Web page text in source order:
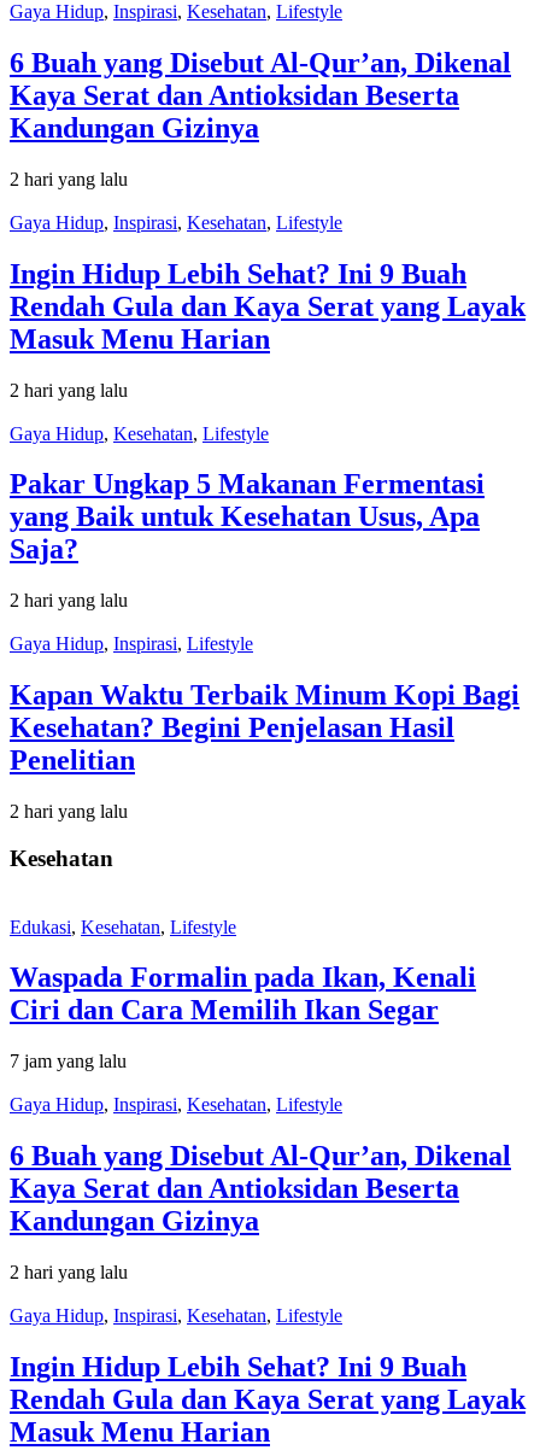
Gaya Hidup, Inspirasi, Kesehatan, Lifestyle
6 Buah yang Disebut Al-Qur’an, Dikenal
Kaya Serat dan Antioksidan Beserta
Kandungan Gizinya
2 hari yang lalu
Gaya Hidup, Inspirasi, Kesehatan, Lifestyle
Ingin Hidup Lebih Sehat? Ini 9 Buah
Rendah Gula dan Kaya Serat yang Layak
Masuk Menu Harian
2 hari yang lalu
Gaya Hidup, Kesehatan, Lifestyle
Pakar Ungkap 5 Makanan Fermentasi
yang Baik untuk Kesehatan Usus, Apa
Saja?
2 hari yang lalu
Gaya Hidup, Inspirasi, Lifestyle
Kapan Waktu Terbaik Minum Kopi Bagi
Kesehatan? Begini Penjelasan Hasil
Penelitian
2 hari yang lalu
Kesehatan
Edukasi, Kesehatan, Lifestyle
Waspada Formalin pada Ikan, Kenali
Ciri dan Cara Memilih Ikan Segar
7 jam yang lalu
Gaya Hidup, Inspirasi, Kesehatan, Lifestyle
6 Buah yang Disebut Al-Qur’an, Dikenal
Kaya Serat dan Antioksidan Beserta
Kandungan Gizinya
2 hari yang lalu
Gaya Hidup, Inspirasi, Kesehatan, Lifestyle
Ingin Hidup Lebih Sehat? Ini 9 Buah
Rendah Gula dan Kaya Serat yang Layak
Masuk Menu Harian